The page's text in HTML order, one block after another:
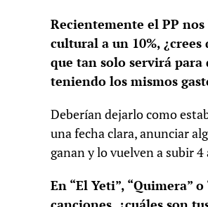
Recientemente el PP
cultural a un 10%,
que tan solo servirá para
teniendo los mismos
Deberían dejarlo como
una fecha clara, anunciar
ganan y lo vuelven a subir 4
En “El Yeti”, “Quimera”